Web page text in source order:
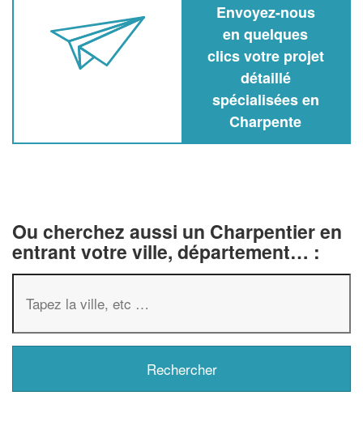
Envoyez-nous
en quelques
clics votre projet
détaillé
spécialisées en
Charpente
Ou cherchez aussi un Charpentier en
entrant votre ville, département… :